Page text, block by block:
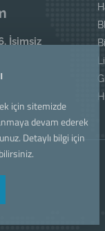
İsimsiz
için sitemizde
devam ederek
Detaylı bilgi için